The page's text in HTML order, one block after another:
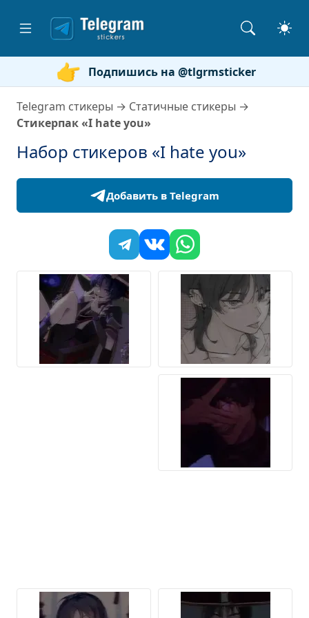
Подпишись на @tlgrmsticker
Telegram стикеры → Статичные стикеры →
Стикерпак «I hate you»
Набор стикеров «I hate you»
Добавить в Telegram